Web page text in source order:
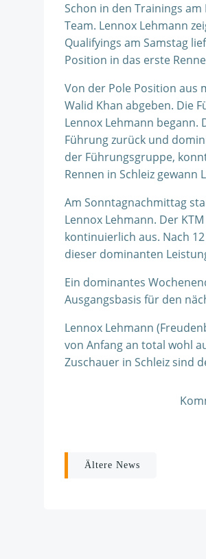
Schon in den Trainings am
Team. Lennox Lehmann
Qualifyings am Samstag
Position in das erste
Von der Pole Position aus
Walid Khan abgeben. Die
Lennox Lehmann
Führung zurück und
der Führungsgruppe,
Rennen in Schleiz
Am Sonntagnachmittag
Lennox Lehmann. Der
kontinuierlich aus. Nach
dieser dominanten
Ein dominantes
Ausgangsbasis für den
Lennox Lehmann
von Anfang an total wohl
Zuschauer in Schleiz sind
Post
Ältere News